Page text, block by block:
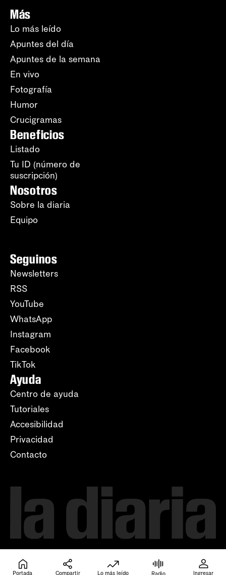
Más
Lo más leído
Apuntes del día
Apuntes de la semana
En vivo
Fotografía
Humor
Crucigramas
Beneficios
Listado
Tu ID (número de
suscripción)
Nosotros
Sobre la diaria
Equipo
Seguinos
Newsletters
RSS
YouTube
WhatsApp
Instagram
Facebook
TikTok
Ayuda
Centro de ayuda
Tutoriales
Accesibilidad
Privacidad
Contacto
Portada Compartir Lo más leído Radio Ingresar